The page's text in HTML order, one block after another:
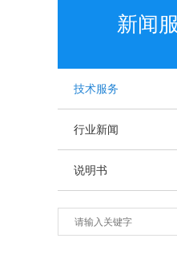
新闻
技术服务
行业新闻
说明书